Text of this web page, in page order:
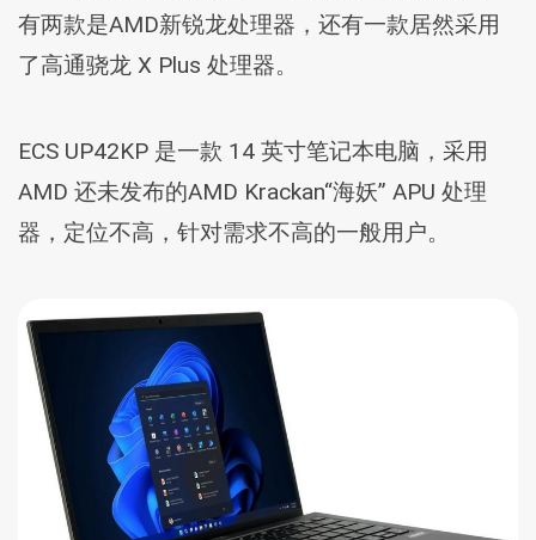
有两款是AMD新锐龙处理器，还有一款居然采用
了高通骁龙 X Plus 处理器。
ECS UP42KP 是一款 14 英寸笔记本电脑，采用
AMD 还未发布的AMD Krackan“海妖” APU 处理
器，定位不高，针对需求不高的一般用户。